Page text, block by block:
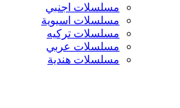
مسلسلات اجنبي
مسلسلات اسيوية
مسلسلات تركيه
مسلسلات عربي
مسلسلات هندية